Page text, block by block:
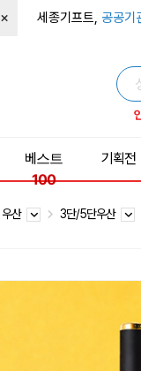
× 세종기프트, 공공기
베스트
100
기획전
우산 3단/5단우산